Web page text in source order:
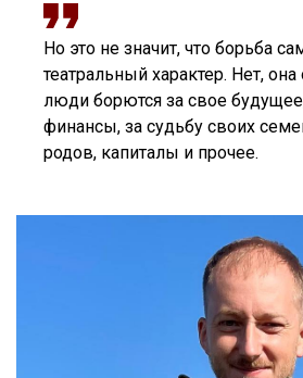
Но это не значит, что борьба
театральный характер. Нет,
люди борются за свое
финансы, за судьбу своих
родов, капиталы и прочее.